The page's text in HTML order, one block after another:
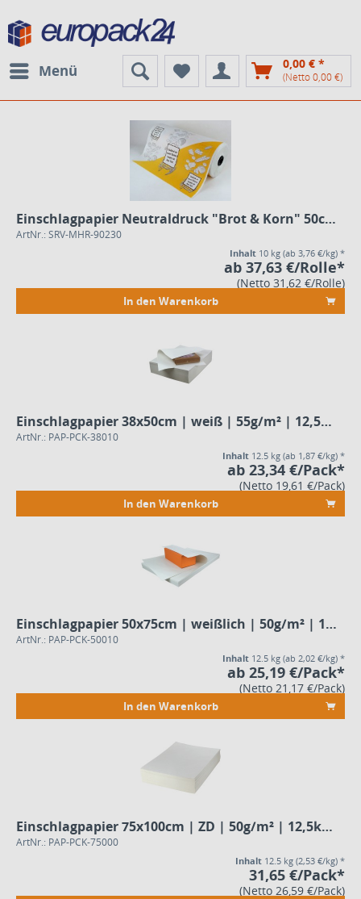
Menü 0,00 € *
(Netto 0,00 €)
Einschlagpapier Neutraldruck "Brot & Korn" 50cm, 10kg Secarerolle
ArtNr.: SRV-MHR-90230
Inhalt 10 kg (ab 3,76 €/kg) *
ab 37,63 €/Rolle*
(Netto 31,62 €/Rolle)
In den Warenkorb
Einschlagpapier 38x50cm | weiß | 55g/m² | 12,5kg - Pack
ArtNr.: PAP-PCK-38010
Inhalt 12.5 kg (ab 1,87 €/kg) *
ab 23,34 €/Pack*
(Netto 19,61 €/Pack)
In den Warenkorb
Einschlagpapier 50x75cm | weißlich | 50g/m² | 12,5kg - Pack
ArtNr.: PAP-PCK-50010
Inhalt 12.5 kg (ab 2,02 €/kg) *
ab 25,19 €/Pack*
(Netto 21,17 €/Pack)
In den Warenkorb
Einschlagpapier 75x100cm | ZD | 50g/m² | 12,5kg - Pack
ArtNr.: PAP-PCK-75000
Inhalt 12.5 kg (2,53 €/kg) *
31,65 €/Pack*
(Netto 26,59 €/Pack)